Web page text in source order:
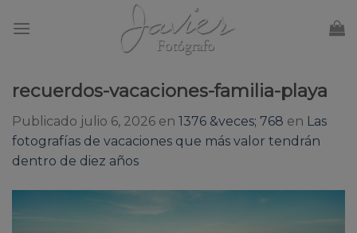
recuerdos-vacaciones-familia-playa
Publicado julio 6, 2026 en 1376 &veces; 768 en Las
fotografías de vacaciones que más valor tendrán
dentro de diez años